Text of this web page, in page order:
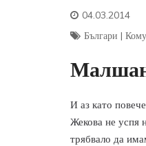
04.03.2014
Българи |
И аз като
Жекова не успя
трябвало да